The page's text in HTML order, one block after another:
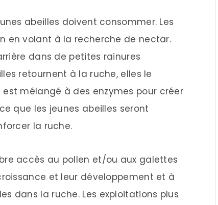
abeilles doivent consommer. Les
en volant à la recherche de nectar.
dans de petites rainures
retournent à la ruche, elles le
mélangé à des enzymes pour créer
que les jeunes abeilles seront
la ruche.
accès au pollen et/ou aux galettes
et leur développement et à
dans la ruche. Les exploitations plus